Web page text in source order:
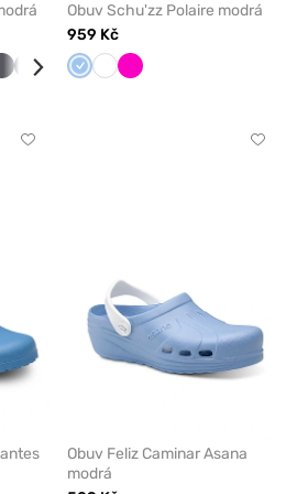
AntracitNámořnická
ŽlutáSvětleLososová
Obuv Schu'zz Polaire modrá
959 Kč
Modrá
Bílá Malinová
Kliknutím
Obuv Feliz Caminar Asana
modrá